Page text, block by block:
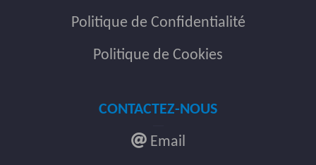
Politique de Confidentialité
Politique de Cookies
CONTACTEZ-NOUS
Email